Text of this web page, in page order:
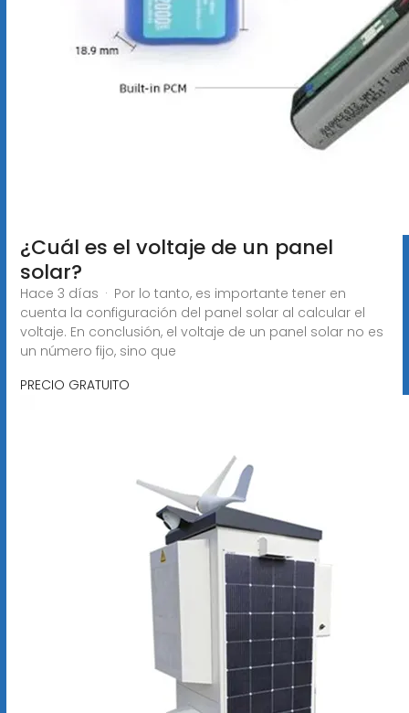
¿Cuál es el voltaje de un panel
solar?
Hace 3 días · Por lo tanto, es importante tener en
cuenta la configuración del panel solar al calcular el
voltaje. En conclusión, el voltaje de un panel solar no es
un número fijo, sino que
PRECIO GRATUITO